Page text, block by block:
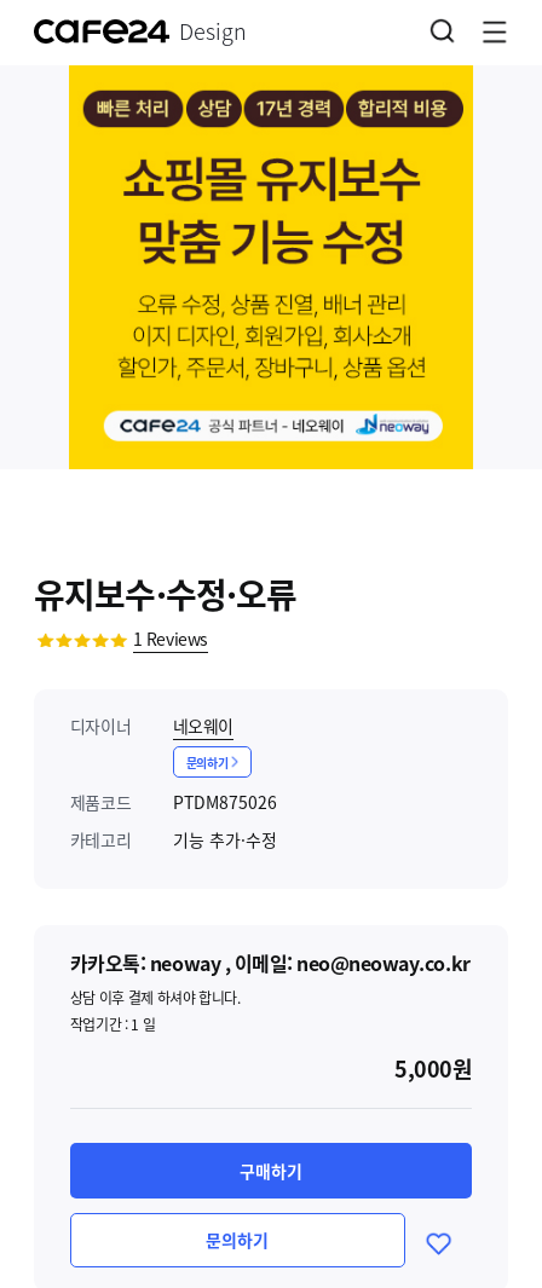
Design
유지보수·수정·오류
1 Reviews
디자이너 네오웨이
문의하기
제품코드
PTDM875026
카테고리
기능 추가·수정
카카오톡: neoway , 이메일: neo@neoway.co.kr
상담 이후 결제 하셔야 합니다.
작업기간 :1 일
5,000원
구매하기
문의하기